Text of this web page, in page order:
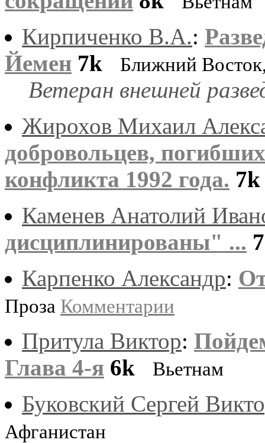
Кирпиченко В.А.:
Йемен 7k Ближний
Ветеран внешней
Жирохов Михаил
добровольцев,
конфликта 1992 года. 7k
Каменев Анатолий
дисциплинированы" ...
Карпенко Александр:
Проза Комментарии
Притула Виктор:
Глава 4-я 6k Вьетнам
Буковский Сергей
Афганистан